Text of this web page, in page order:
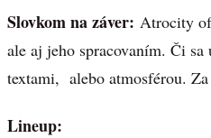
Slovkom na záver: Atrocity
ale aj jeho spracovaním. Či
textami, alebo atmosférou. Za
Lineup: